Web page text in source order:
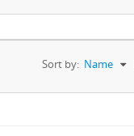
Sort by: Name